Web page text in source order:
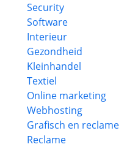
Security
Software
Interieur
Gezondheid
Kleinhandel
Textiel
Online marketing
Webhosting
Grafisch en reclame
Reclame